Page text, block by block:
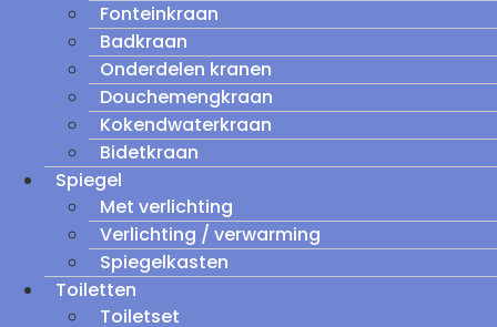
Fonteinkraan
Badkraan
Onderdelen kranen
Douchemengkraan
Kokendwaterkraan
Bidetkraan
Spiegel
Met verlichting
Verlichting / verwarming
Spiegelkasten
Toiletten
Toiletset